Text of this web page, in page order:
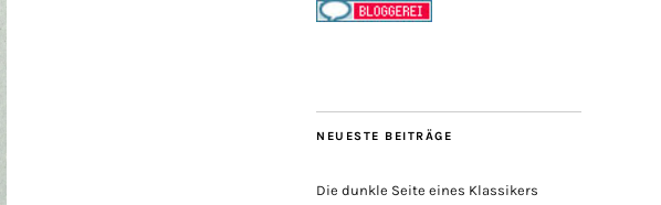
NEUESTE BEITRÄGE
Die dunkle Seite eines Klassikers